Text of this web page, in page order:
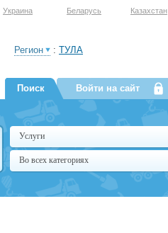
Украина Беларусь Казахстан
Регион : ТУЛА
Поиск Войти на сайт
Услуги
Во всех категориях